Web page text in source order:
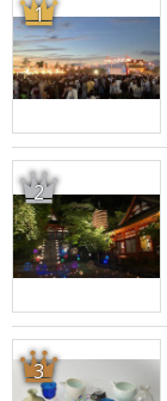
1
2
3